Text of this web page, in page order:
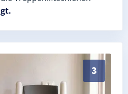
3
durch zertifizierte